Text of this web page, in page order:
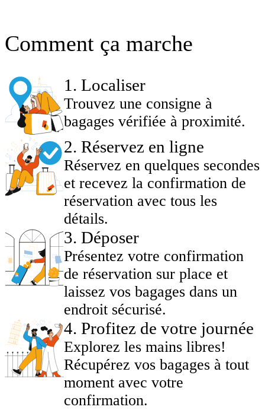
Comment ça marche
1 . Localiser
Trouvez une consigne à
bagages vérifiée à proximité.
2. Réservez en ligne
Réservez en quelques secondes
et recevez la confirmation de
réservation avec tous les
détails.
3. Déposer
Présentez votre confirmation
de réservation sur place et
laissez vos bagages dans un
endroit sécurisé.
4. Profitez de votre journée
Explorez les mains libres!
Récupérez vos bagages à tout
moment avec votre
confirmation.